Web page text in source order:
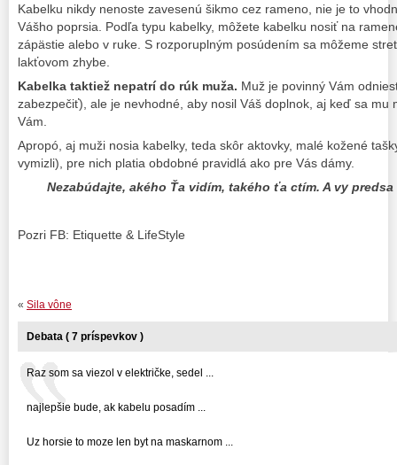
Kabelku nikdy nenoste zavesenú šikmo cez rameno, nie je to
Vášho poprsia. Podľa typu kabelky, môžete kabelku nosiť na
zápästie alebo v ruke. S rozporuplným posúdením sa môžeme
lakťovom zhybe.
Kabelka taktiež nepatrí do rúk muža. Muž je povinný Vám
zabezpečiť), ale je nevhodné, aby nosil Váš doplnok, aj keď sa mu
Vám.
Apropó, aj muži nosia kabelky, teda skôr aktovky, malé kožené
vymizli), pre nich platia obdobné pravidlá ako pre Vás dámy.
Nezabúdajte, akého Ťa vidím, takého ťa ctím. A vy
Pozri FB: Etiquette & LifeStyle
« Sila vône
Debata ( 7 príspevkov )
Raz som sa viezol v električke, sedel ...
najlepšie bude, ak kabelu posadím ...
Uz horsie to moze len byt na maskarnom ...